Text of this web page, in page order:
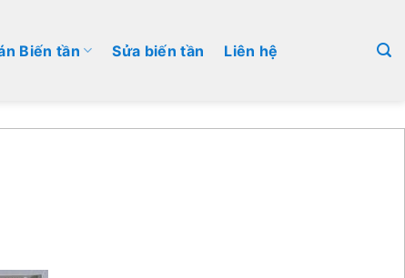
Biến tần Sửa biến tần Liên hệ